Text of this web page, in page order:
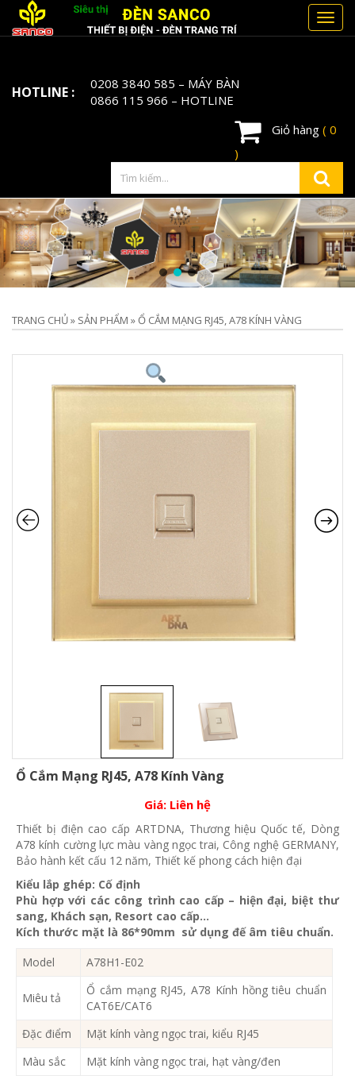
HOTLINE : 0208 3840 585 – MÁY BÀN
0866 115 966 – HOTLINE
Giỏ hàng ( 0
)
TRANG CHỦ» SẢN PHẨM »Ổ CẮM MẠNG RJ45, A78 KÍNH VÀNG
Ổ Cắm Mạng RJ45, A78 Kính Vàng
Giá: Liên hệ
Thiết bị điện cao cấp ARTDNA, Thương hiệu Quốc tế, Dòng
A78 kính cường lực màu vàng ngọc trai, Công nghệ GERMANY,
Bảo hành kết cấu 12 năm, Thiết kế phong cách hiện đại
Kiểu lắp ghép: Cố định
Phù hợp với các công trình cao cấp – hiện đại, biệt thư
sang, Khách sạn, Resort cao cấp…
Kích thước mặt là 86*90mm sử dụng đế âm tiêu chuẩn.
Model
A78H1-E02
Miêu tả
Ổ cắm mạng RJ45, A78 Kính hồng tiêu chuẩn
CAT6E/CAT6
Đặc điểm
Mặt kính vàng ngọc trai, kiểu RJ45
Màu sắc
Mặt kính vàng ngọc trai, hạt vàng/đen